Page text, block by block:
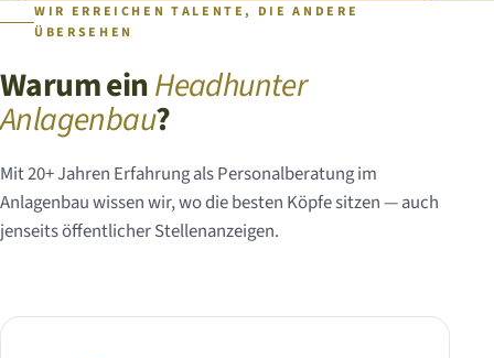
WIR ERREICHEN TALENTE, DIE ANDERE
ÜBERSEHEN
Warum einHeadhunter
Anlagenbau?
Mit 20+ Jahren Erfahrung als Personalberatung im
Anlagenbau wissen wir, wo die besten Köpfe sitzen — auch
jenseits öffentlicher Stellenanzeigen.